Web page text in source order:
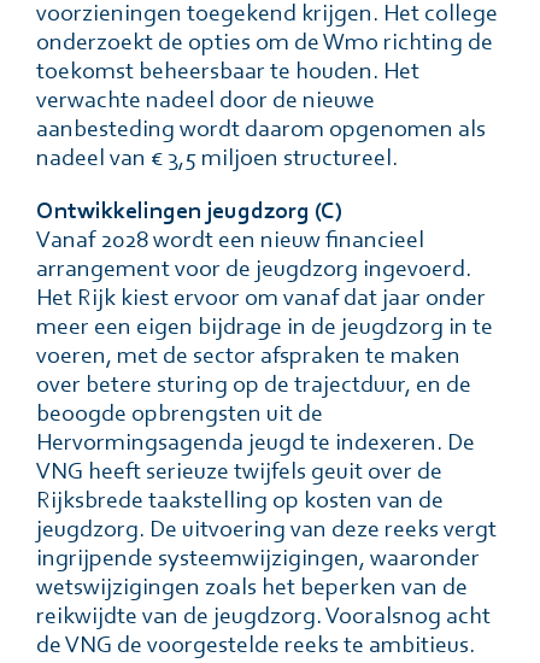
voorzieningen toegekend krijgen. Het college
onderzoekt de opties om de Wmo richting de
toekomst beheersbaar te houden. Het
verwachte nadeel door de nieuwe
aanbesteding wordt daarom opgenomen als
nadeel van € 3,5 miljoen structureel.
Ontwikkelingen jeugdzorg (C)
Vanaf 2028 wordt een nieuw financieel
arrangement voor de jeugdzorg ingevoerd.
Het Rijk kiest ervoor om vanaf dat jaar onder
meer een eigen bijdrage in de jeugdzorg in te
voeren, met de sector afspraken te maken
over betere sturing op de trajectduur, en de
beoogde opbrengsten uit de
Hervormingsagenda jeugd te indexeren. De
VNG heeft serieuze twijfels geuit over de
Rijksbrede taakstelling op kosten van de
jeugdzorg. De uitvoering van deze reeks vergt
ingrijpende systeemwijzigingen, waaronder
wetswijzigingen zoals het beperken van de
reikwijdte van de jeugdzorg. Vooralsnog acht
de VNG de voorgestelde reeks te ambitieus.